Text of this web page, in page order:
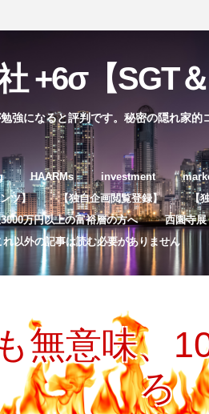
+6σ【SGT
強になると評判です。秘密の隠れ家的
コ
ン
テ
ン
HAARMs investment
ツ】 【独自企画閲覧登録】 【
万円以上の富裕層の方へ 西園寺展
れ以外の記事は読む必要がありません
無意味、
ろ